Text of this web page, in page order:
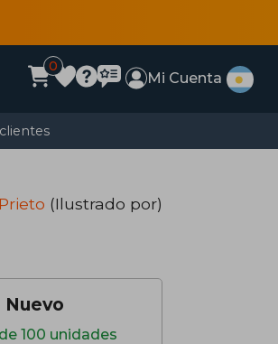
0
Mi Cuenta
(Ilustrado por)
Nuevo
100 unidades